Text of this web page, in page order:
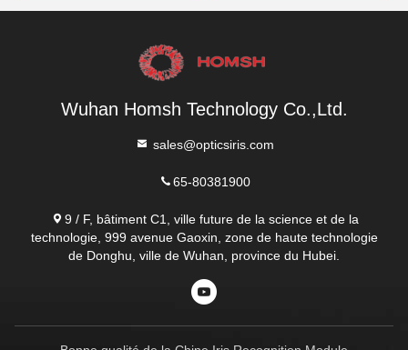
Wuhan Homsh Technology Co.,Ltd.
sales@opticsiris.com
65-80381900
9 / F, bâtiment C1, ville future de la science et de la
technologie, 999 avenue Gaoxin, zone de haute technologie
de Donghu, ville de Wuhan, province du Hubei.